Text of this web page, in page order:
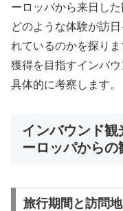
ーロッパから来日し
どのような体験が訪
れているのかを探り
獲得を目指すインバ
具体的に考察します。
インバウンド観
ーロッパから
旅行期間と訪問地